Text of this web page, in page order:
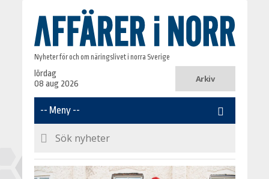
Nyheter för och om näringslivet i norra Sverige
lördag
08 aug 2026
Arkiv